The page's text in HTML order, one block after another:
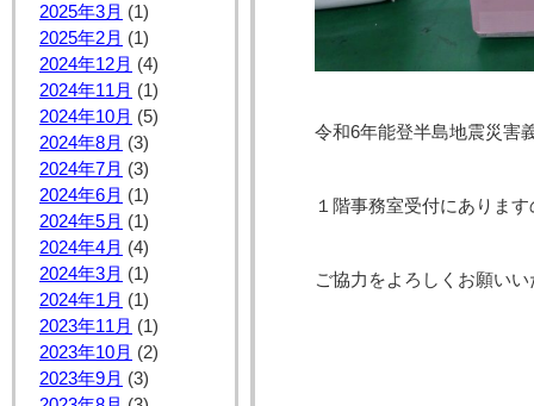
2025年3月 (1)
2025年2月 (1)
2024年12月 (4)
2024年11月 (1)
2024年10月 (5)
2024年8月 (3)
2024年7月 (3)
2024年6月 (1)
2024年5月 (1)
2024年4月 (4)
2024年3月 (1)
2024年1月 (1)
2023年11月 (1)
2023年10月 (2)
2023年9月 (3)
令和6年能登半島地震災害
１階事務室受付にあります
ご協力をよろしくお願い